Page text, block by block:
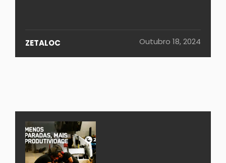
ZETALOC Outubro 18, 2024